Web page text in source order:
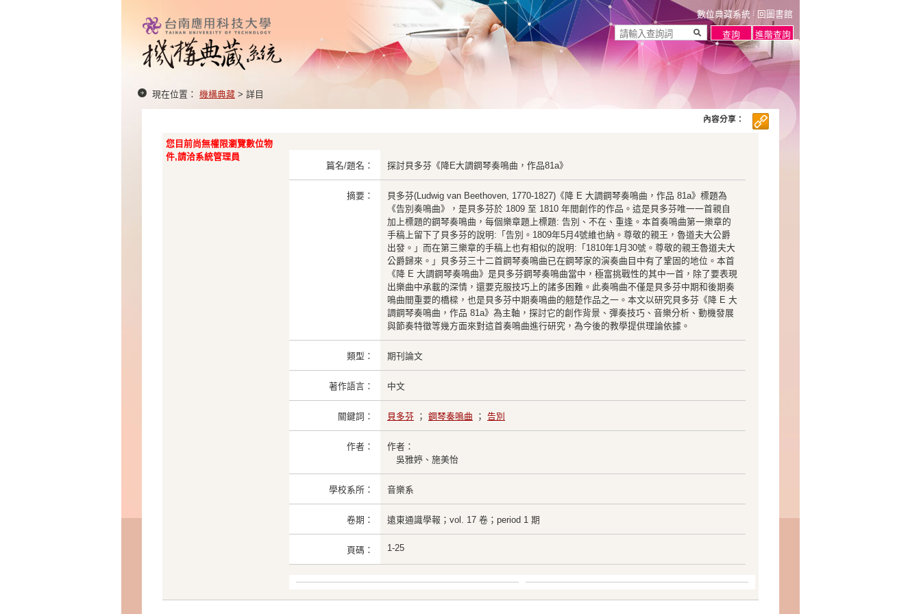
數位典藏系統 回圖書館
現在位置： 機構典藏 > 詳目
您目前尚無權限瀏覽數位物
件,請洽系統管理員
篇名/題名：
探討貝多芬《降E大調鋼琴奏鳴曲，作品81a》
摘要：
貝多芬(Ludwig van Beethoven, 1770-1827)《降 E 大調鋼琴奏鳴曲，作品 81a》標題為
《告別奏鳴曲》，是貝多芬於 1809 至 1810 年間創作的作品。這是貝多芬唯一一首親自
加上標題的鋼琴奏鳴曲，每個樂章題上標題: 告別、不在、重逢。本首奏鳴曲第一樂章的
手稿上留下了貝多芬的說明:「告別。1809年5月4號維也納。尊敬的親王，魯道夫大公爵
出發。」而在第三樂章的手稿上也有相似的說明:「1810年1月30號。尊敬的親王魯道夫大
公爵歸來。」貝多芬三十二首鋼琴奏鳴曲已在鋼琴家的演奏曲目中有了鞏固的地位。本首
《降 E 大調鋼琴奏鳴曲》是貝多芬鋼琴奏鳴曲當中，極富挑戰性的其中一首，除了要表現
出樂曲中承載的深情，還要克服技巧上的諸多困難。此奏鳴曲不僅是貝多芬中期和後期奏
鳴曲間重要的橋樑，也是貝多芬中期奏鳴曲的翹楚作品之一。本文以研究貝多芬《降 E 大
調鋼琴奏鳴曲，作品 81a》為主軸，探討它的創作背景、彈奏技巧、音樂分析、動機發展
與節奏特徵等幾方面來對這首奏鳴曲進行研究，為今後的教學提供理論依據。
類型： 期刊論文
著作語言： 中文
關鍵詞： 貝多芬 ； 鋼琴奏鳴曲 ； 告別
作者：
作者：
吳雅婷、施美怡
學校系所： 音樂系
卷期： 遠東通識學報；vol. 17 卷；period 1 期
頁碼： 1-25
內容分享：